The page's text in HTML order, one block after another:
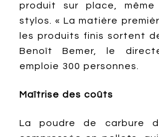
produit sur place,
stylos. « La matière
les produits finis sortent
Benoît Bemer, le
emploie 300 personnes.
Maîtrise des coûts
La poudre de carbure